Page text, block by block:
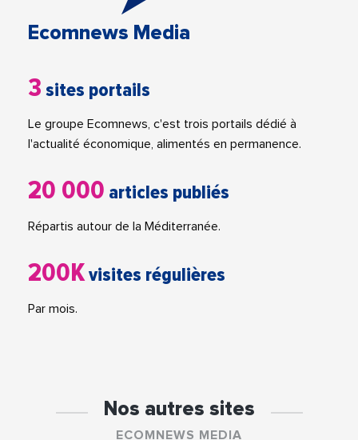
Ecomnews Media
3 sites portails
Le groupe Ecomnews, c'est trois portails dédié à
l'actualité économique, alimentés en permanence.
20 000 articles publiés
Répartis autour de la Méditerranée.
200Kvisites régulières
Par mois.
Nos autres sites
ECOMNEWS MEDIA